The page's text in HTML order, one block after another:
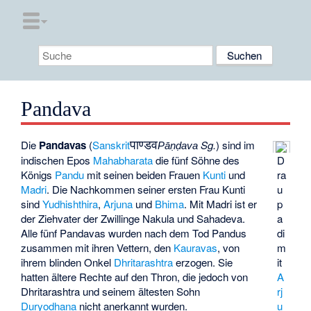
Pandava
D
ra
u
p
a
di
m
it
A
rj
u
Die Pandavas (Sanskritपाण्डवPāṇḍava Sg.) sind im
indischen Epos Mahabharatadie fünf Söhne des
Königs Pandu mit seinen beiden Frauen Kunti und
Madri. Die Nachkommen seiner ersten Frau Kunti
sindYudhishthira,Arjuna und Bhima. Mit Madri ist er
der Ziehvater der Zwillinge Nakula undSahadeva.
Alle fünf Pandavas wurden nach dem Tod Pandus
zusammen mit ihren Vettern, den Kauravas, von
ihrem blinden Onkel Dhritarashtraerzogen. Sie
hatten ältere Rechte auf den Thron, die jedoch von
Dhritarashtra und seinem ältesten Sohn
Duryodhana nicht anerkannt wurden.